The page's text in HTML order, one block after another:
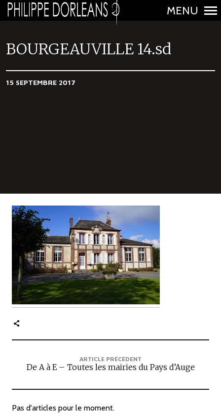
a
v
i
r
i
n
c
i
p
a
l
e
MENU
BOURGEAUVILLE 14.sd
15 SEPTEMBRE 2017
ARTICLE PRÉCÉDENT
De A à E – Toutes les mairies du Pays d’Auge
Pas d'articles pour le moment.